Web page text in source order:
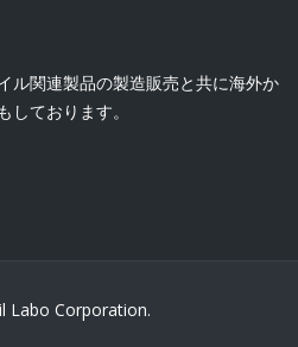
ル関連製品の製造販売と共に海外か
しております。
Labo Corporation.